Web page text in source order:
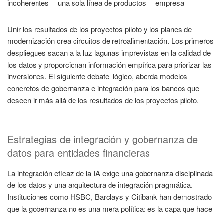
incoherentes una sola línea de productos empresa
Unir los resultados de los proyectos piloto y los planes de
modernización crea circuitos de retroalimentación. Los primeros
despliegues sacan a la luz lagunas imprevistas en la calidad de
los datos y proporcionan información empírica para priorizar las
inversiones. El siguiente debate, lógico, aborda modelos
concretos de gobernanza e integración para los bancos que
deseen ir más allá de los resultados de los proyectos piloto.
Estrategias de integración y gobernanza de
datos para entidades financieras
La integración eficaz de la IA exige una gobernanza disciplinada
de los datos y una arquitectura de integración pragmática.
Instituciones como HSBC, Barclays y Citibank han demostrado
que la gobernanza no es una mera política: es la capa que hace